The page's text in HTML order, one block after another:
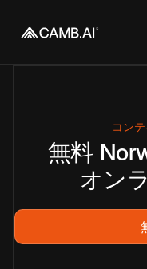
コン
無料
オン